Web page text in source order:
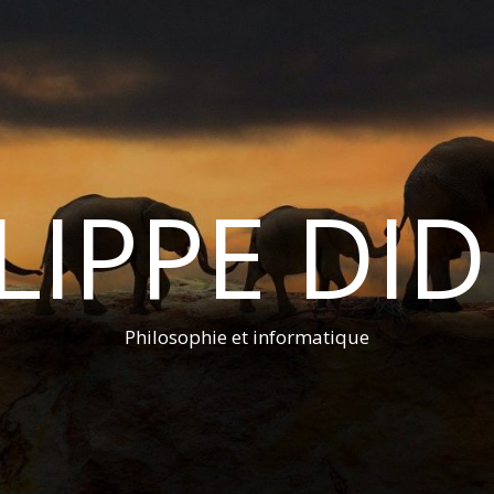
Philosophie et informatique